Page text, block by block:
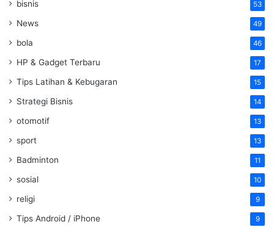
bisnis 53
News 49
bola 46
HP & Gadget Terbaru 17
Tips Latihan & Kebugaran 15
Strategi Bisnis 14
otomotif 13
sport 13
Badminton 11
sosial 10
religi 9
Tips Android / iPhone 9